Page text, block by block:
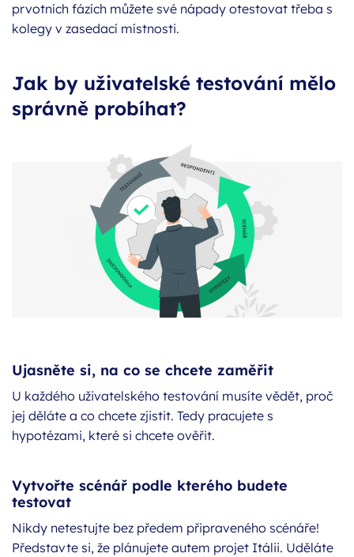
prvotních fázích můžete své nápady otestovat třeba s
kolegy v zasedací místnosti.
Jak by uživatelské testování mělo
správně probíhat?
Ujasněte si, na co se chcete zaměřit
U každého uživatelského testování musíte vědět, proč
jej děláte a co chcete zjistit. Tedy pracujete s
hypotézami, které si chcete ověřit.
Vytvořte scénář podle kterého budete
testovat
Nikdy netestujte bez předem připraveného scénáře!
Představte si, že plánujete autem projet Itálii. Uděláte